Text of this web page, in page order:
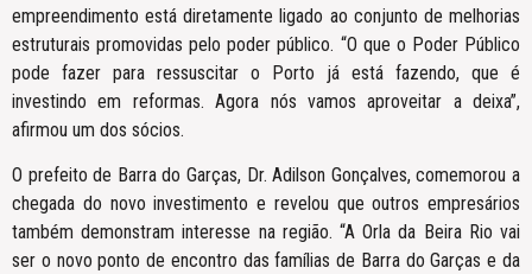
empreendimento está diretamente ligado ao conjunto de melhorias
estruturais promovidas pelo poder público. “O que o Poder Público
pode fazer para ressuscitar o Porto já está fazendo, que é
investindo em reformas. Agora nós vamos aproveitar a deixa”,
afirmou um dos sócios.
O prefeito de Barra do Garças, Dr. Adilson Gonçalves, comemorou a
chegada do novo investimento e revelou que outros empresários
também demonstram interesse na região. “A Orla da Beira Rio vai
ser o novo ponto de encontro das famílias de Barra do Garças e da